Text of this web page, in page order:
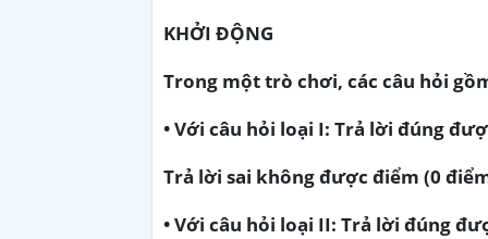
KHỞI ĐỘNG
Trong một trò chơi, các câu hỏi
• Với câu hỏi loại I: Trả lời đúng
Trả lời sai không được điểm (0
• Với câu hỏi loại II: Trả lời đúng